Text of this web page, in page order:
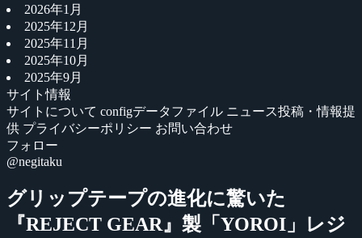
2026年1月
2025年12月
2025年11月
2025年10月
2025年9月
サイト情報
サイトについて configデータファイル ニュース投稿・情報提
供 プライバシーポリシー お問い合わせ
フォロー
@negitaku
グリップテープの進化に驚いた
『REJECT GEAR』製「YOROI」レジ